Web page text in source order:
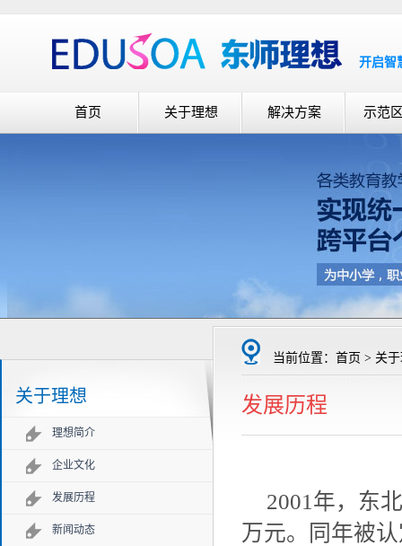
开启智
首页 关于理想 解决方案 示范
关于理想
理想简介
企业文化
发展历程
新闻动态
当前位置：首页 > 关
发展历程
2001年，东
万元。同年被